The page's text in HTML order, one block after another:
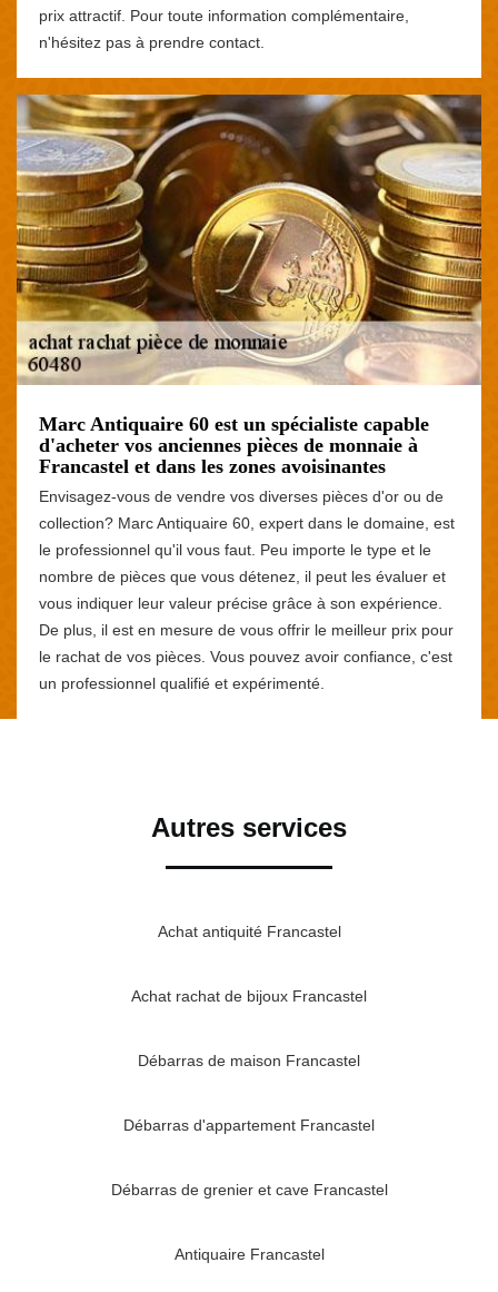
prix attractif. Pour toute information complémentaire,
n'hésitez pas à prendre contact.
Marc Antiquaire 60 est un spécialiste capable
d'acheter vos anciennes pièces de monnaie à
Francastel et dans les zones avoisinantes
Envisagez-vous de vendre vos diverses pièces d'or ou de
collection? Marc Antiquaire 60, expert dans le domaine, est
le professionnel qu'il vous faut. Peu importe le type et le
nombre de pièces que vous détenez, il peut les évaluer et
vous indiquer leur valeur précise grâce à son expérience.
De plus, il est en mesure de vous offrir le meilleur prix pour
le rachat de vos pièces. Vous pouvez avoir confiance, c'est
un professionnel qualifié et expérimenté.
Autres services
Achat antiquité Francastel
Achat rachat de bijoux Francastel
Débarras de maison Francastel
Débarras d'appartement Francastel
Débarras de grenier et cave Francastel
Antiquaire Francastel